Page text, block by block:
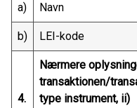
a) Navn
b) LEI-kode
4.
Nærmere
transaktionen/
type instrument, ii)